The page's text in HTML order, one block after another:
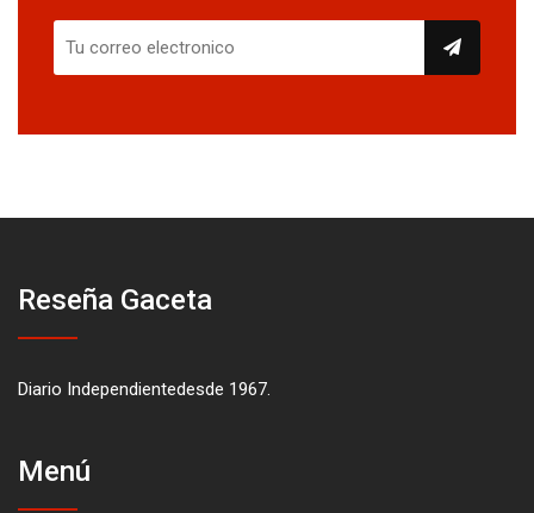
Reseña Gaceta
Diario Independientedesde 1967.
Menú